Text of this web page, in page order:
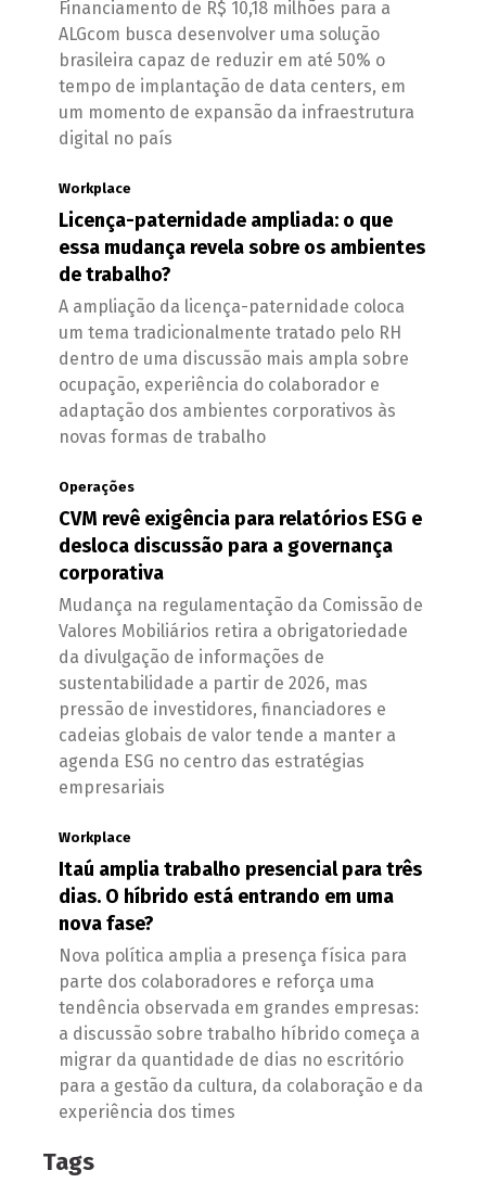
Financiamento de R$ 10,18 milhões para a
ALGcom busca desenvolver uma solução
brasileira capaz de reduzir em até 50% o
tempo de implantação de data centers, em
um momento de expansão da infraestrutura
digital no país
Workplace
Licença-paternidade ampliada: o que
essa mudança revela sobre os ambientes
de trabalho?
A ampliação da licença-paternidade coloca
um tema tradicionalmente tratado pelo RH
dentro de uma discussão mais ampla sobre
ocupação, experiência do colaborador e
adaptação dos ambientes corporativos às
novas formas de trabalho
Operações
CVM revê exigência para relatórios ESG e
desloca discussão para a governança
corporativa
Mudança na regulamentação da Comissão de
Valores Mobiliários retira a obrigatoriedade
da divulgação de informações de
sustentabilidade a partir de 2026, mas
pressão de investidores, financiadores e
cadeias globais de valor tende a manter a
agenda ESG no centro das estratégias
empresariais
Workplace
Itaú amplia trabalho presencial para três
dias. O híbrido está entrando em uma
nova fase?
Nova política amplia a presença física para
parte dos colaboradores e reforça uma
tendência observada em grandes empresas:
a discussão sobre trabalho híbrido começa a
migrar da quantidade de dias no escritório
para a gestão da cultura, da colaboração e da
experiência dos times
Tags